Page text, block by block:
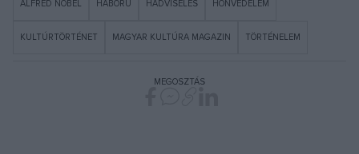
ALFRED NOBEL HÁBORÚ HADVISELÉS HONVÉDELEM
KULTÚRTÖRTÉNET MAGYAR KULTÚRA MAGAZIN TÖRTÉNELEM
MEGOSZTÁS